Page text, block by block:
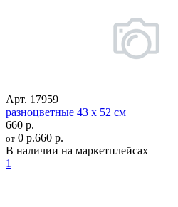
Арт. 17959
разноцветные 43 х 52 см
660 р.
от 0 р.660 р.
В наличии на маркетплейсах
1